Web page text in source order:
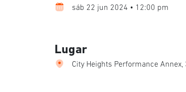
sáb 22 jun 2024 • 12:00 pm
Lugar
City Heights Performance Annex,